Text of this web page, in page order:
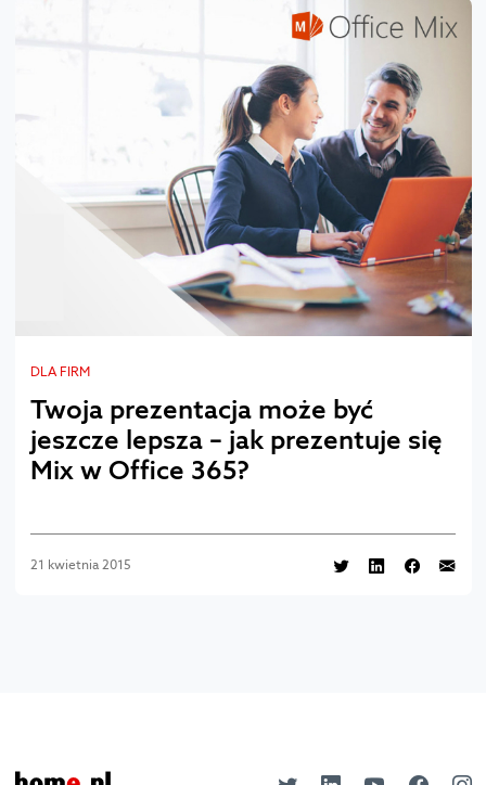
DLA FIRM
Twoja prezentacja może być
jeszcze lepsza – jak prezentuje się
Mix w Office 365?
21 kwietnia 2015